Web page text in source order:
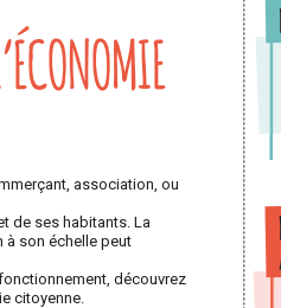
association, ou
de ses habitants. La
à son échelle peut
découvrez
citoyenne.